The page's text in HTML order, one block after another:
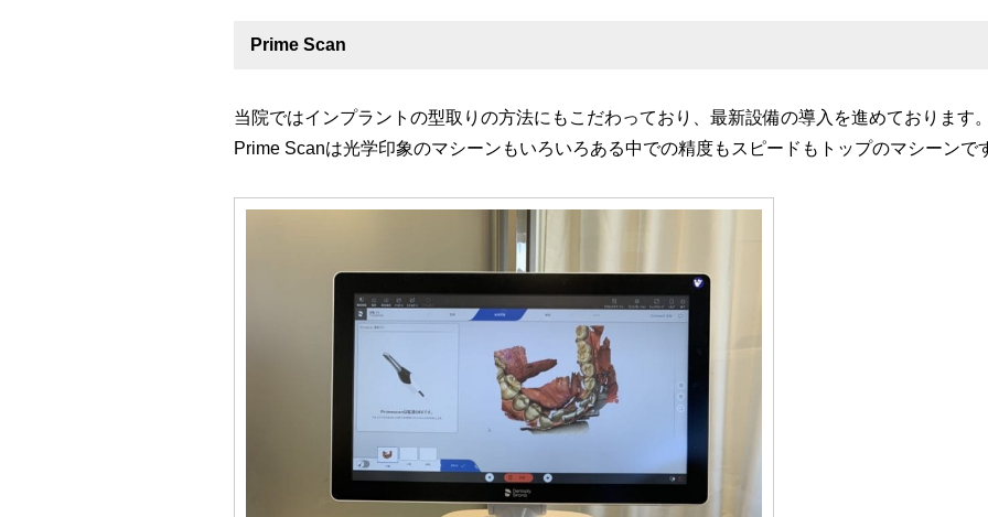
Prime Scan
当院ではインプラントの型取りの方法にもこだわっており、最新設備の導入を進めております
Prime Scanは光学印象のマシーンもいろいろある中での精度もスピードもトップのマシーンで